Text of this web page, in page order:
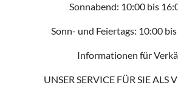
Sonnabend: 10:00 bis
Sonn- und Feiertags: 10:00
Informationen für
UNSER SERVICE FÜR SIE ALS